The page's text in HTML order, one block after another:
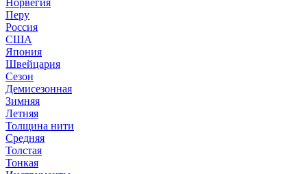
Норвегия
Перу
Россия
США
Япония
Швейцария
Сезон
Демисезонная
Зимняя
Летняя
Толщина нити
Средняя
Толстая
Тонкая